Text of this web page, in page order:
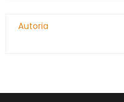
Autoria